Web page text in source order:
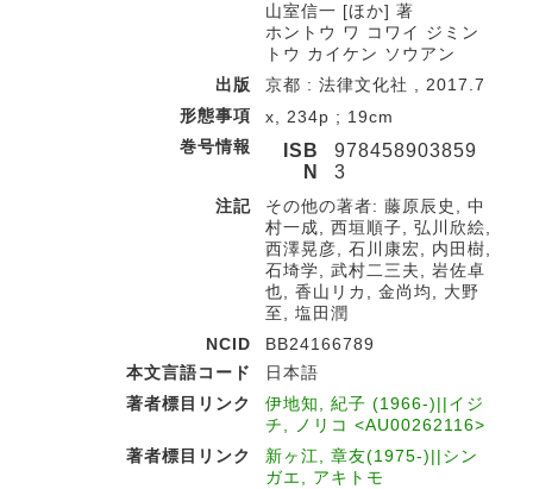
山室信一 [ほか] 著
ホントウ ワ コワイ ジミン
トウ カイケン ソウアン
出版
京都 : 法律文化社 , 2017.7
形態事項
x, 234p ; 19cm
巻号情報
ISB
N
978458903859
3
注記
その他の著者: 藤原辰史, 中
村一成, 西垣順子, 弘川欣絵,
西澤晃彦, 石川康宏, 内田樹,
石埼学, 武村二三夫, 岩佐卓
也, 香山リカ, 金尚均, 大野
至, 塩田潤
NCID
BB24166789
本文言語コード
日本語
著者標目リンク
伊地知, 紀子 (1966-)||イジ
チ, ノリコ <AU00262116>
著者標目リンク
新ヶ江, 章友(1975-)||シン
ガエ, アキトモ